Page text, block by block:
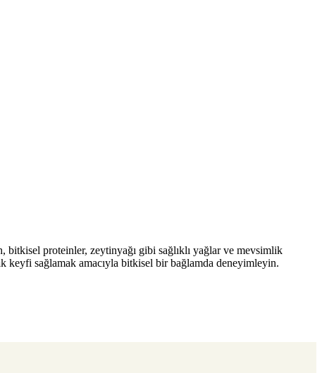
proteinler, zeytinyağı gibi sağlıklı yağlar ve mevsimlik
keyfi sağlamak amacıyla bitkisel bir bağlamda deneyimleyin.